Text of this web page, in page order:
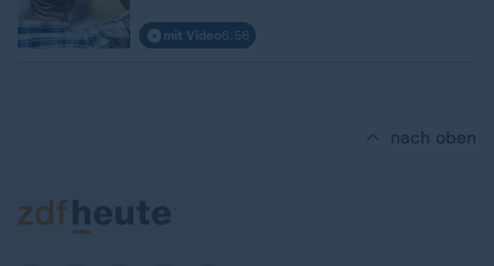
mit Video6:56
nach oben